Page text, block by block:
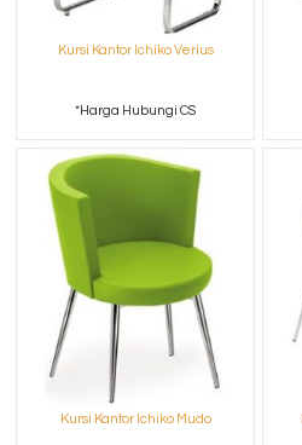
Kursi Kantor Ichiko Verius
*Harga Hubungi CS
Kursi Kantor Ichiko Mudo